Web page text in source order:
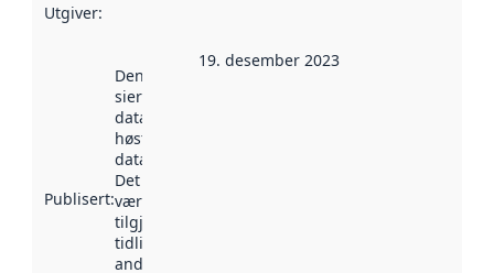
Utgiver:
Publisert:
Denne datoen
sier når
datasettet ble
høstet av
data.norge.no.
Det kan ha
vært
tilgjengelig
tidligere
andre steder.
19. desember 2023